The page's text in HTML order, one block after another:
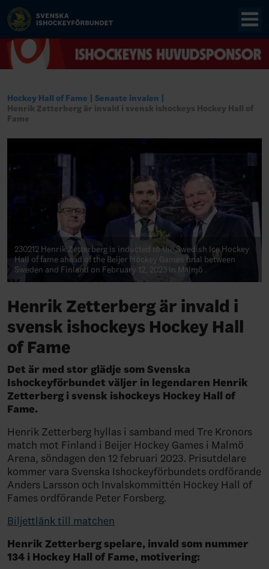
Hockey Hall of Fame
Senaste invalen
Henrik Zetterberg är invald i svensk ishockeys Hockey Hall of
Fame
230212 Henrik Zetterberg is inducted to the Swedish Ice Hockey
Hall of fame ahead of the Beijer Hockey Games final between
Sweden and Finland on February 12, 2023 in Malmö .
Henrik Zetterberg är invald i
svensk ishockeys Hockey Hall
of Fame
Det är med stor glädje som Svenska
Ishockeyförbundet väljer in legendaren Henrik
Zetterberg i svensk ishockeys Hockey Hall of
Fame.
Henrik Zetterberg hyllas i samband med Tre Kronors
match mot Finland i Beijer Hockey Games i Malmö
Arena, söndagen den 12 februari 2023. Prisutdelare
kommer vara Svenska Ishockeyförbundets ordförande
Anders Larsson och Invalskommittén Hockey Hall of
Fames ordförande Peter Forsberg.
Biljettlänk till matchen
Henrik Zetterberg spelare, invald som nummer
134 i Hockey Hall of Fame, motivering: